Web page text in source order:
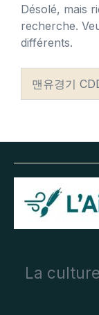
Désolé, mais
recherche.
différents.
La